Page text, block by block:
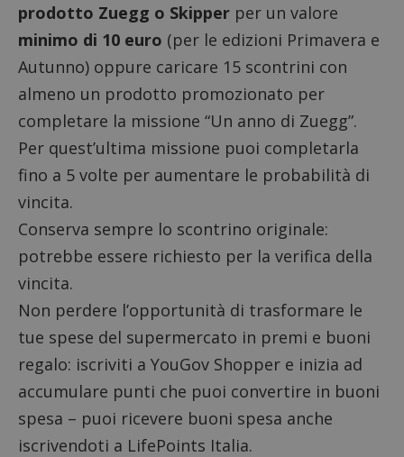
prodotto Zuegg o Skipper per un valore
minimo di 10 euro (per le edizioni Primavera e
Autunno) oppure caricare 15 scontrini con
almeno un prodotto promozionato per
completare la missione “Un anno di Zuegg”.
Per quest’ultima missione puoi completarla
fino a 5 volte per aumentare le probabilità di
vincita.
Conserva sempre lo scontrino originale:
potrebbe essere richiesto per la verifica della
vincita.
Non perdere l’opportunità di trasformare le
tue spese del supermercato in premi e buoni
regalo: iscriviti a YouGov Shopper e inizia ad
accumulare punti che puoi convertire in buoni
spesa – puoi ricevere buoni spesa anche
iscrivendoti a LifePoints Italia.